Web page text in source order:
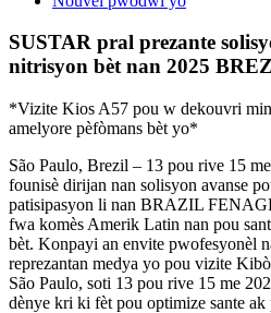
SUSTAR pral prezante
nitrisyon bèt nan 2025
*Vizite Kios A57 pou w dekouvri
amelyore pèfòmans bèt yo*
São Paulo, Brezil – 13 pou rive 15
founisè dirijan nan solisyon avanse
patisipasyon li nan BRAZIL
fwa komès Amerik Latin nan pou
bèt. Konpayi an envite pwofesyonèl
reprezantan medya yo pou vizite
São Paulo, soti 13 pou rive 15 me
dènye kri ki fèt pou optimize sante